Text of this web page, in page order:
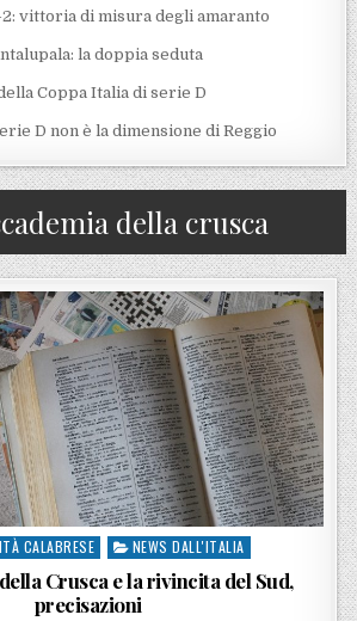
2: vittoria di misura degli amaranto
la doppia seduta
Coppa Italia di serie D
D non è la dimensione di Reggio
della crusca
CALABRESE NEWS DALL'ITALIA
Crusca e la rivincita del Sud,
precisazioni